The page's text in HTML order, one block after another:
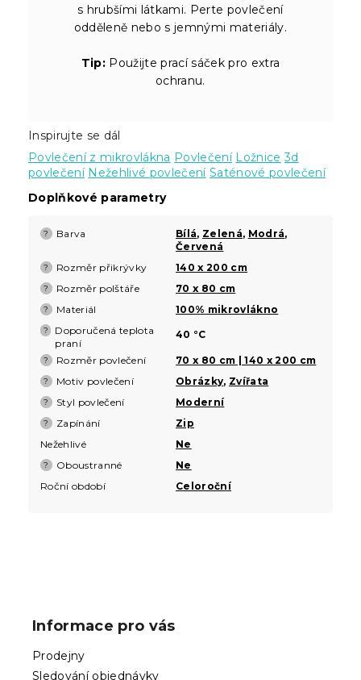
s hrubšími látkami. Perte povlečení
odděleně nebo s jemnými materiály.
Tip: Použijte prací sáček pro extra
ochranu.
Inspirujte se dál
Povlečení z mikrovlákna Povlečení Ložnice 3d
povlečení Nežehlivé povlečení Saténové povlečení
Doplňkové parametry
? Barva Bílá, Zelená, Modrá,
Červená
? Rozměr přikrývky 140 x 200 cm
? Rozměr polštáře 70 x 80 cm
? Materiál 100% mikrovlákno
?
Doporučená teplota
praní
40 °C
? Rozměr povlečení 70 x 80 cm | 140 x 200 cm
? Motiv povlečení Obrázky, Zvířata
? Styl povlečení Moderní
? Zapínání
Zip
Nežehlivé
Ne
? Oboustranné
Ne
Roční období
Celoroční
Informace pro vás
Prodejny
Sledování objednávky